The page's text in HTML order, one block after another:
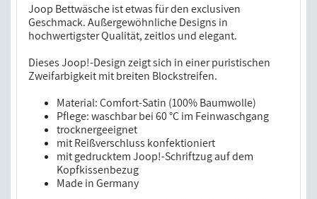
Joop Bettwäsche ist etwas für den exclusiven
Geschmack. Außergewöhnliche Designs in
hochwertigster Qualität, zeitlos und elegant.
Dieses Joop!-Design zeigt sich in einer puristischen
Zweifarbigkeit mit breiten Blockstreifen.
Material: Comfort-Satin (100% Baumwolle)
Pflege: waschbar bei 60 °C im Feinwaschgang
trocknergeeignet
mit Reißverschluss konfektioniert
mit gedrucktem Joop!-Schriftzug auf dem
Kopfkissenbezug
Made in Germany